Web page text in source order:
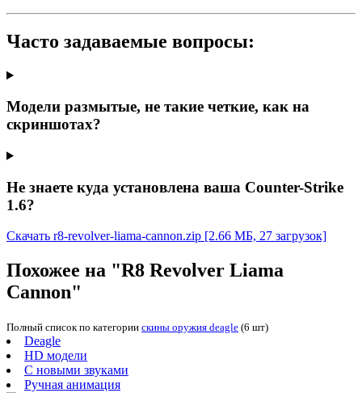
Часто задаваемые вопросы:
Модели размытые, не такие четкие, как на
скриншотах?
Не знаете куда установлена ваша Counter-Strike
1.6?
Скачать r8-revolver-liama-cannon.zip [2.66 МБ, 27 загрузок]
Похожее на "R8 Revolver Liama
Cannon"
Полный список по категории скины оружия deagle (6 шт)
Deagle
HD модели
С новыми звуками
Ручная анимация